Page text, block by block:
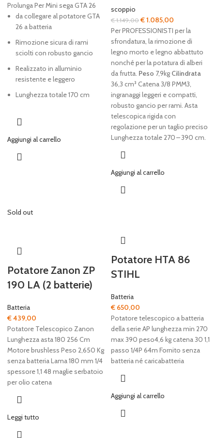
Prolunga Per Mini sega GTA 26
da collegare al potatore GTA
26 a batteria
Rimozione sicura di rami
sciolti con robusto gancio
Realizzato in alluminio
resistente e leggero
Lunghezza totale 170 cm
Aggiungi al carrello
scoppio
€1.149,00Il
prezzo
originale
era:
€ 1.149,00.
€1.085,00
prezzo
attuale
è:
€ 1.085,00.
Per PROFESSIONISTI per la
sfrondatura, la rimozione di
legno morto e legno abbattuto
nonché per la potatura di alberi
da frutta. Peso 7,9kg Cilindrata
36,3 cm³ Catena 3/8 PMM3,
ingranaggi leggeri e compatti,
robusto gancio per rami. Asta
telescopica rigida con
regolazione per un taglio preciso
Lunghezza totale 270 – 390 cm.
Aggiungi al carrello
Sold out
Potatore Zanon ZP
190 LA (2 batterie)
Batteria
€439,00
Potatore Telescopico Zanon
Lunghezza asta 180 256 Cm
Motore brushless Peso 2,650 Kg
senza batteria Lama 180 mm 1/4
spessore 1,1 48 maglie serbatoio
per olio catena
Leggi tutto
Potatore HTA 86
STIHL
Batteria
€ 650,00
Potatore telescopico a batteria
della serie AP lunghezza min 270
max 390 peso4,6 kg catena 30 1,1
passo 1/4P 64m Fornito senza
batteria né caricabatteria
Aggiungi al carrello